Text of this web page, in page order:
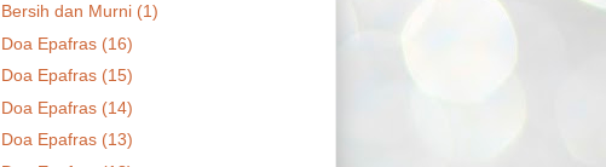
Bersih dan Murni (1)
Doa Epafras (16)
Doa Epafras (15)
Doa Epafras (14)
Doa Epafras (13)